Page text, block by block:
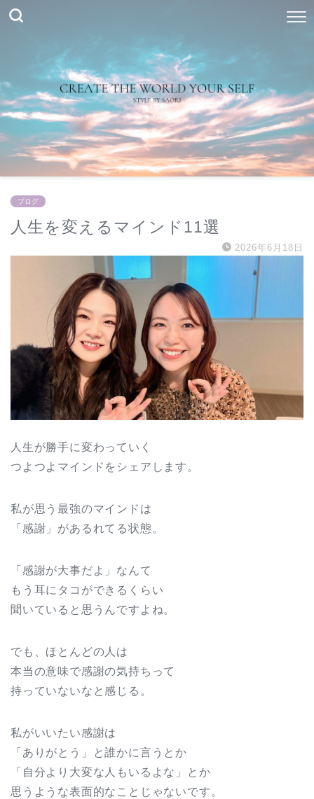
ブログ
人生を変えるマインド11選
2026年6月18日
人生が勝手に変わっていく
つよつよマインドをシェアします。
私が思う最強のマインドは
「感謝」があるれてる状態。
「感謝が大事だよ」なんて
もう耳にタコができるくらい
聞いていると思うんですよね。
でも、ほとんどの人は
本当の意味で感謝の気持ちって
持っていないなと感じる。
私がいいたい感謝は
「ありがとう」と誰かに言うとか
「自分より大変な人もいるよな」とか
思うような表面的なことじゃないです。